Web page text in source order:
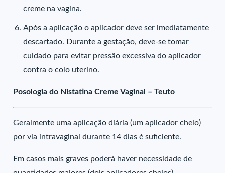
creme na vagina.
Após a aplicação o aplicador deve ser imediatamente
descartado. Durante a gestação, deve-se tomar
cuidado para evitar pressão excessiva do aplicador
contra o colo uterino.
Posologia do Nistatina Creme Vaginal – Teuto
Geralmente uma aplicação diária (um aplicador cheio)
por via intravaginal durante 14 dias é suficiente.
Em casos mais graves poderá haver necessidade de